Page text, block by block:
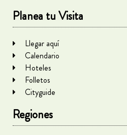
Planea tu Visita
Llegar aquí
Calendario
Hoteles
Folletos
Cityguide
Regiones